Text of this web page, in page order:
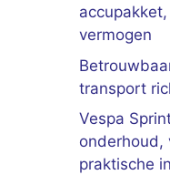
vermogen
transport
Vespa
onderhoud,
praktische